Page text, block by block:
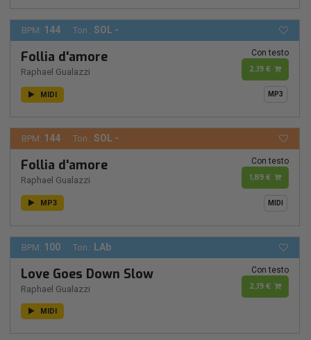
BPM: 144 Ton.: SOL -
Follia d'amore
Raphael Gualazzi
Con testo
2,19 €
MIDI MP3
BPM: 144 Ton.: SOL -
Follia d'amore
Raphael Gualazzi
Con testo
1,89 €
MP3 MIDI
BPM: 100 Ton.: LAb
Love Goes Down Slow
Raphael Gualazzi
Con testo
2,19 €
MIDI